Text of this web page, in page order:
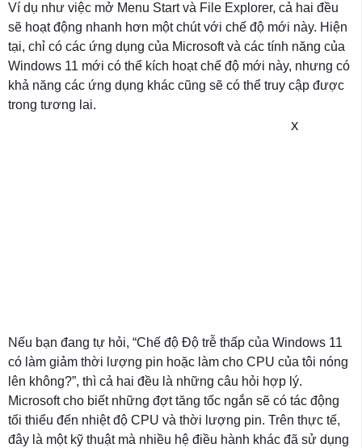
Ví dụ như việc mở Menu Start và File Explorer, cả hai đều
sẽ hoạt động nhanh hơn một chút với chế độ mới này. Hiện
tại, chỉ có các ứng dụng của Microsoft và các tính năng của
Windows 11 mới có thể kích hoạt chế độ mới này, nhưng có
khả năng các ứng dụng khác cũng sẽ có thể truy cập được
trong tương lai.
X
Nếu bạn đang tự hỏi, “Chế độ Độ trễ thấp của Windows 11
có làm giảm thời lượng pin hoặc làm cho CPU của tôi nóng
lên không?”, thì cả hai đều là những câu hỏi hợp lý.
Microsoft cho biết những đợt tăng tốc ngắn sẽ có tác động
tối thiểu đến nhiệt độ CPU và thời lượng pin. Trên thực tế,
đây là một kỹ thuật mà nhiều hệ điều hành khác đã sử dụng